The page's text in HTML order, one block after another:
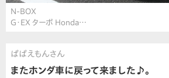
N-BOX
G・EX ターボ Honda…
ぱぱえもんさん
またホンダ車に戻って来ました♪。